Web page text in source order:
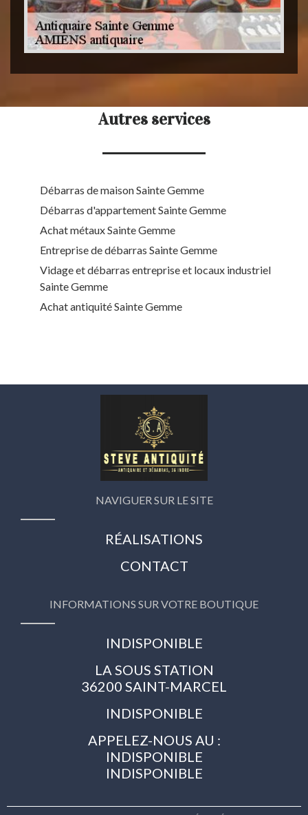
Autres services
Débarras de maison Sainte Gemme
Débarras d'appartement Sainte Gemme
Achat métaux Sainte Gemme
Entreprise de débarras Sainte Gemme
Vidage et débarras entreprise et locaux industriel
Sainte Gemme
Achat antiquité Sainte Gemme
NAVIGUER SUR LE SITE
RÉALISATIONS
CONTACT
INFORMATIONS SUR VOTRE BOUTIQUE
INDISPONIBLE
LA SOUS STATION
36200 SAINT-MARCEL
INDISPONIBLE
APPELEZ-NOUS AU :
INDISPONIBLE
INDISPONIBLE